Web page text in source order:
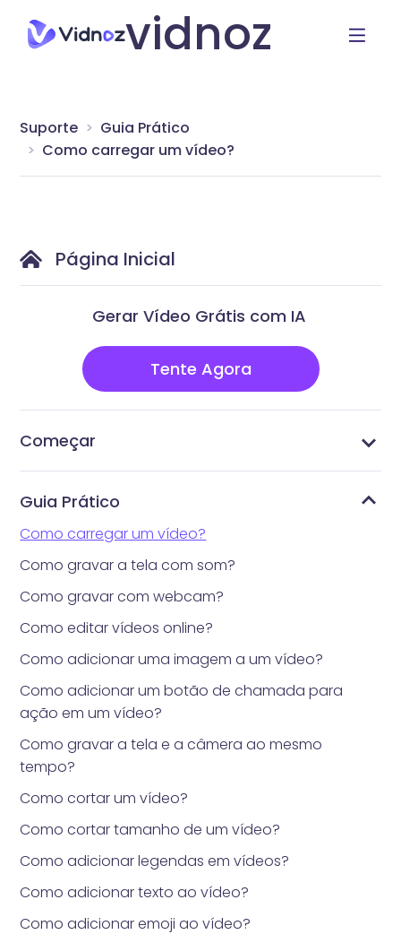
vidnoz
Suporte
Guia Prático
Como carregar um vídeo?
Página Inicial
Gerar Vídeo Grátis com IA
Tente Agora
Começar
Guia Prático
Como carregar um vídeo?
Como gravar a tela com som?
Como gravar com webcam?
Como editar vídeos online?
Como adicionar uma imagem a um vídeo?
Como adicionar um botão de chamada para
ação em um vídeo?
Como gravar a tela e a câmera ao mesmo
tempo?
Como cortar um vídeo?
Como cortar tamanho de um vídeo?
Como adicionar legendas em vídeos?
Como adicionar texto ao vídeo?
Como adicionar emoji ao vídeo?